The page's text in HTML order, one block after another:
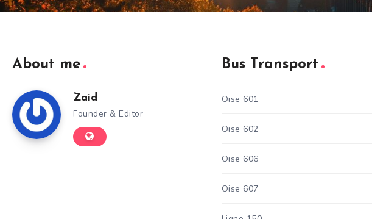
About me
Zaid
Founder & Editor
Bus Transport
Oise 601
Oise 602
Oise 606
Oise 607